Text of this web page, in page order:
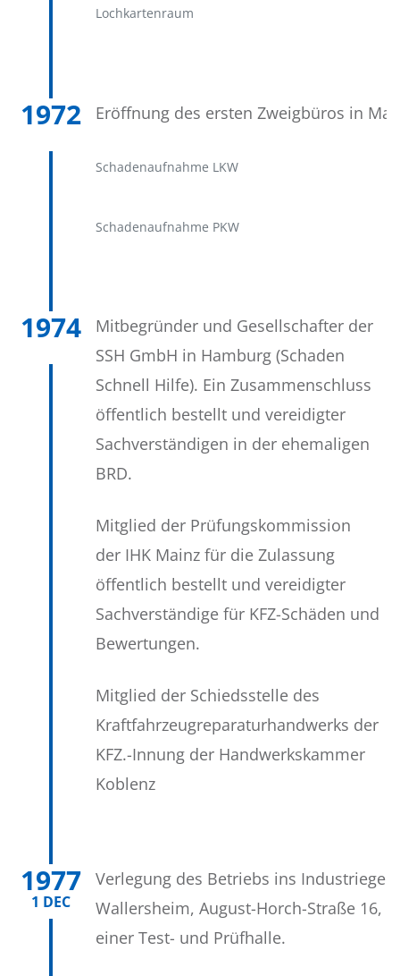
Lochkartenraum
1972 Eröffnung des ersten Zweigbüros in
Schadenaufnahme LKW
Schadenaufnahme PKW
1974
Mitbegründer und Gesellschafter der
SSH GmbH in Hamburg (Schaden
Schnell Hilfe). Ein Zusammenschluss
öffentlich bestellt und vereidigter
Sachverständigen in der ehemaligen
BRD.
Mitglied der Prüfungskommission
der IHK Mainz für die Zulassung
öffentlich bestellt und vereidigter
Sachverständige für KFZ-Schäden und
Bewertungen.
Mitglied der Schiedsstelle des
Kraftfahrzeugreparaturhandwerks der
KFZ.-Innung der Handwerkskammer
Koblenz
1977
1 DEC
Verlegung des Betriebs ins
Wallersheim, August-Horch-Straße 16,
einer Test- und Prüfhalle.